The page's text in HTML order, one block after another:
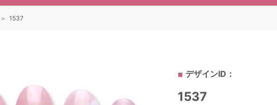
デザインID：
1537
1537